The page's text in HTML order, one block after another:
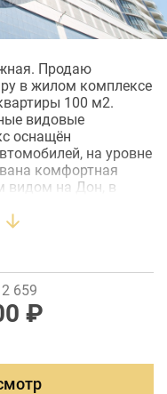
Продаю
в жилoм кoмплексе
100 м2.
видовые
оснащён
на уровне
комфортная
видом на Дон, в
659
₽